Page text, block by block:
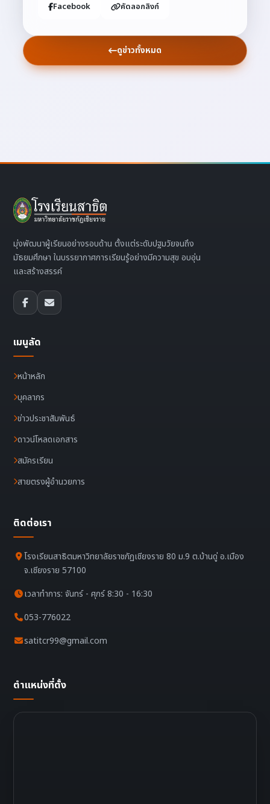
Facebook คัดลอกลิงก์
ดูข่าวทั้งหมด
มุ่งพัฒนาผู้เรียนอย่างรอบด้าน ตั้งแต่ระดับปฐมวัยจนถึง
มัธยมศึกษา ในบรรยากาศการเรียนรู้อย่างมีความสุข อบอุ่น
และสร้างสรรค์
เมนูลัด
หน้าหลัก
บุคลากร
ข่าวประชาสัมพันธ์
ดาวน์โหลดเอกสาร
สมัครเรียน
สายตรงผู้อำนวยการ
ติดต่อเรา
โรงเรียนสาธิตมหาวิทยาลัยราชภัฏเชียงราย 80 ม.9 ต.บ้านดู่ อ.เมือง
จ.เชียงราย 57100
เวลาทำการ: จันทร์ - ศุกร์ 8:30 - 16:30
053-776022
satitcr99@gmail.com
ตำแหน่งที่ตั้ง